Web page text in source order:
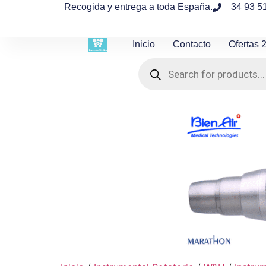
Recogida y entrega a toda España. 34 93
Inicio Contacto Ofertas